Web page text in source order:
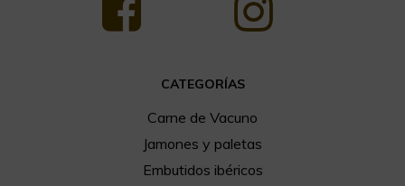
CATEGORÍAS
Carne de Vacuno
Jamones y paletas
Embutidos ibéricos